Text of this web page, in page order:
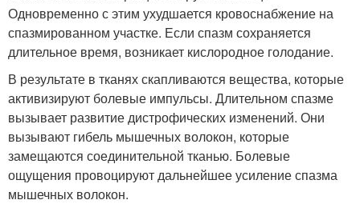
Одновременно с этим ухудшается кровоснабжение на
спазмированном участке. Если спазм сохраняется
длительное время, возникает кислородное голодание.
В результате в тканях скапливаются вещества, которые
активизируют болевые импульсы. Длительном спазме
вызывает развитие дистрофических изменений. Они
вызывают гибель мышечных волокон, которые
замещаются соединительной тканью. Болевые
ощущения провоцируют дальнейшее усиление спазма
мышечных волокон.